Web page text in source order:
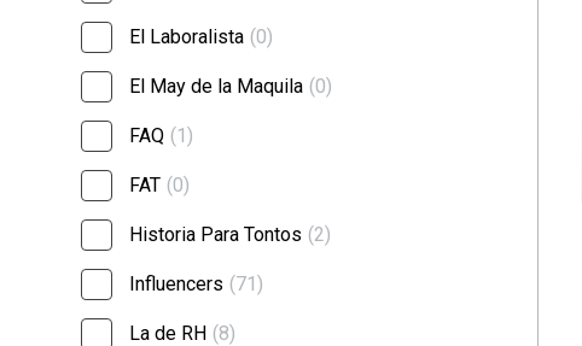
El Laboralista (0)
El May de la Maquila (0)
FAQ (1)
FAT (0)
Historia Para Tontos (2)
Influencers (71)
La de RH (8)